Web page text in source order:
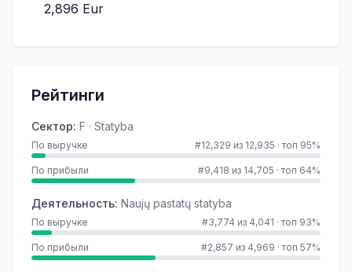
2,896 Eur
Рейтинги
Сектор: F · Statyba
По выручке #12,329 из 12,935 ·топ 95%
По прибыли #9,418 из 14,705 ·топ 64%
Деятельность: Naujų pastatų statyba
По выручке #3,774 из 4,041 ·топ 93%
По прибыли #2,857 из 4,969 ·топ 57%